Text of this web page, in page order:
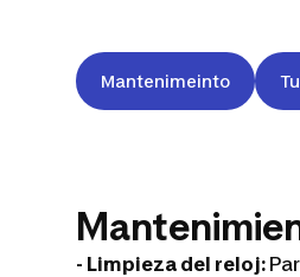
Mantenimeinto
- Limpieza del reloj: